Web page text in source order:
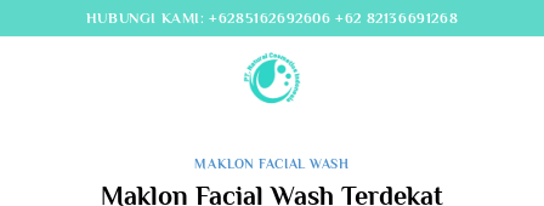
to
HUBUNGI KAMI: +6285162692606 +62 82136691268
MAKLON FACIAL WASH
Maklon Facial Wash Terdekat